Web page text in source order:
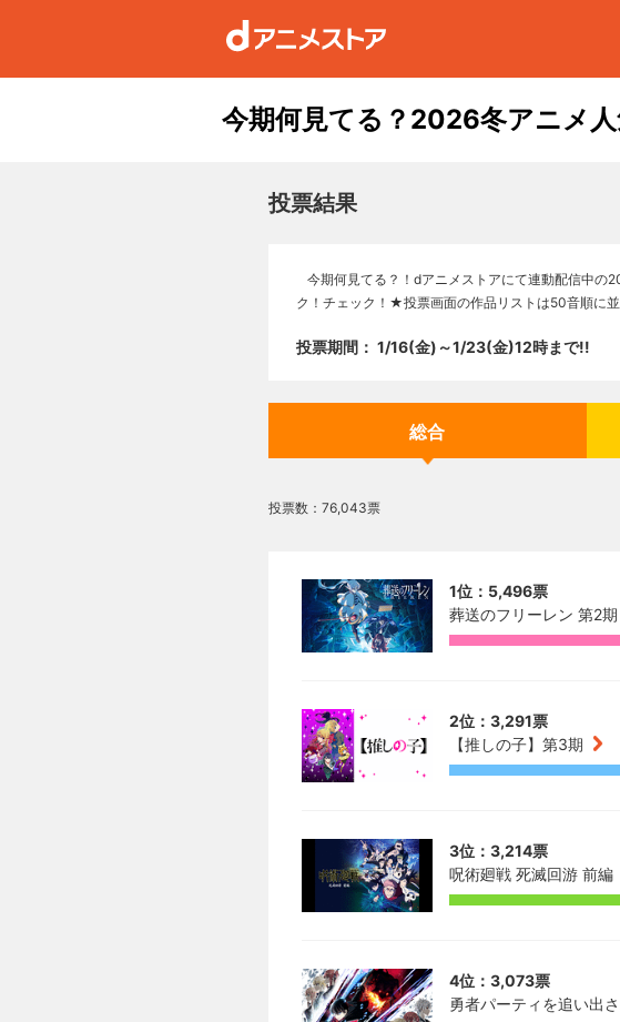
今期何見てる？2026冬アニメ
投票結果
今期何見てる？！dアニメストアにて連動配信中の
ク！チェック！★投票画面の作品リストは50音順に
投票期間： 1/16(金)～1/23(金)12時まで!!
総合
投票数：76,043票
1位：5,496票
葬送のフリーレン 第2期
2位：3,291票
【推しの子】第3期
3位：3,214票
呪術廻戦 死滅回游 前編
4位：3,073票
勇者パーティを追い出